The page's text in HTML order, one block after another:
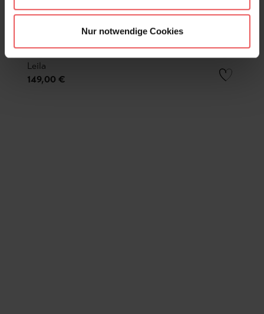
Nur notwendige Cookies
Leila
149,00 €